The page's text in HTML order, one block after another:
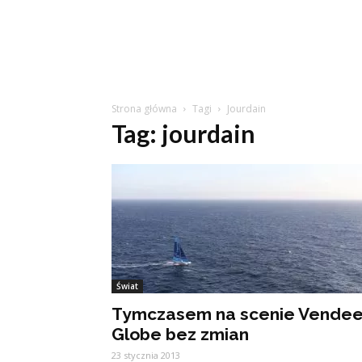
Strona główna Tagi Jourdain
Tag: jourdain
Świat
Tymczasem na scenie
Globe bez zmian
23 stycznia 2013